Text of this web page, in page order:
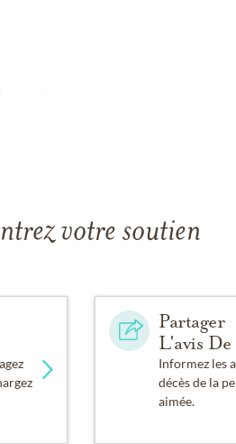
votre soutien
Partager
L'avis De
Informez les
décès de la
aimée.